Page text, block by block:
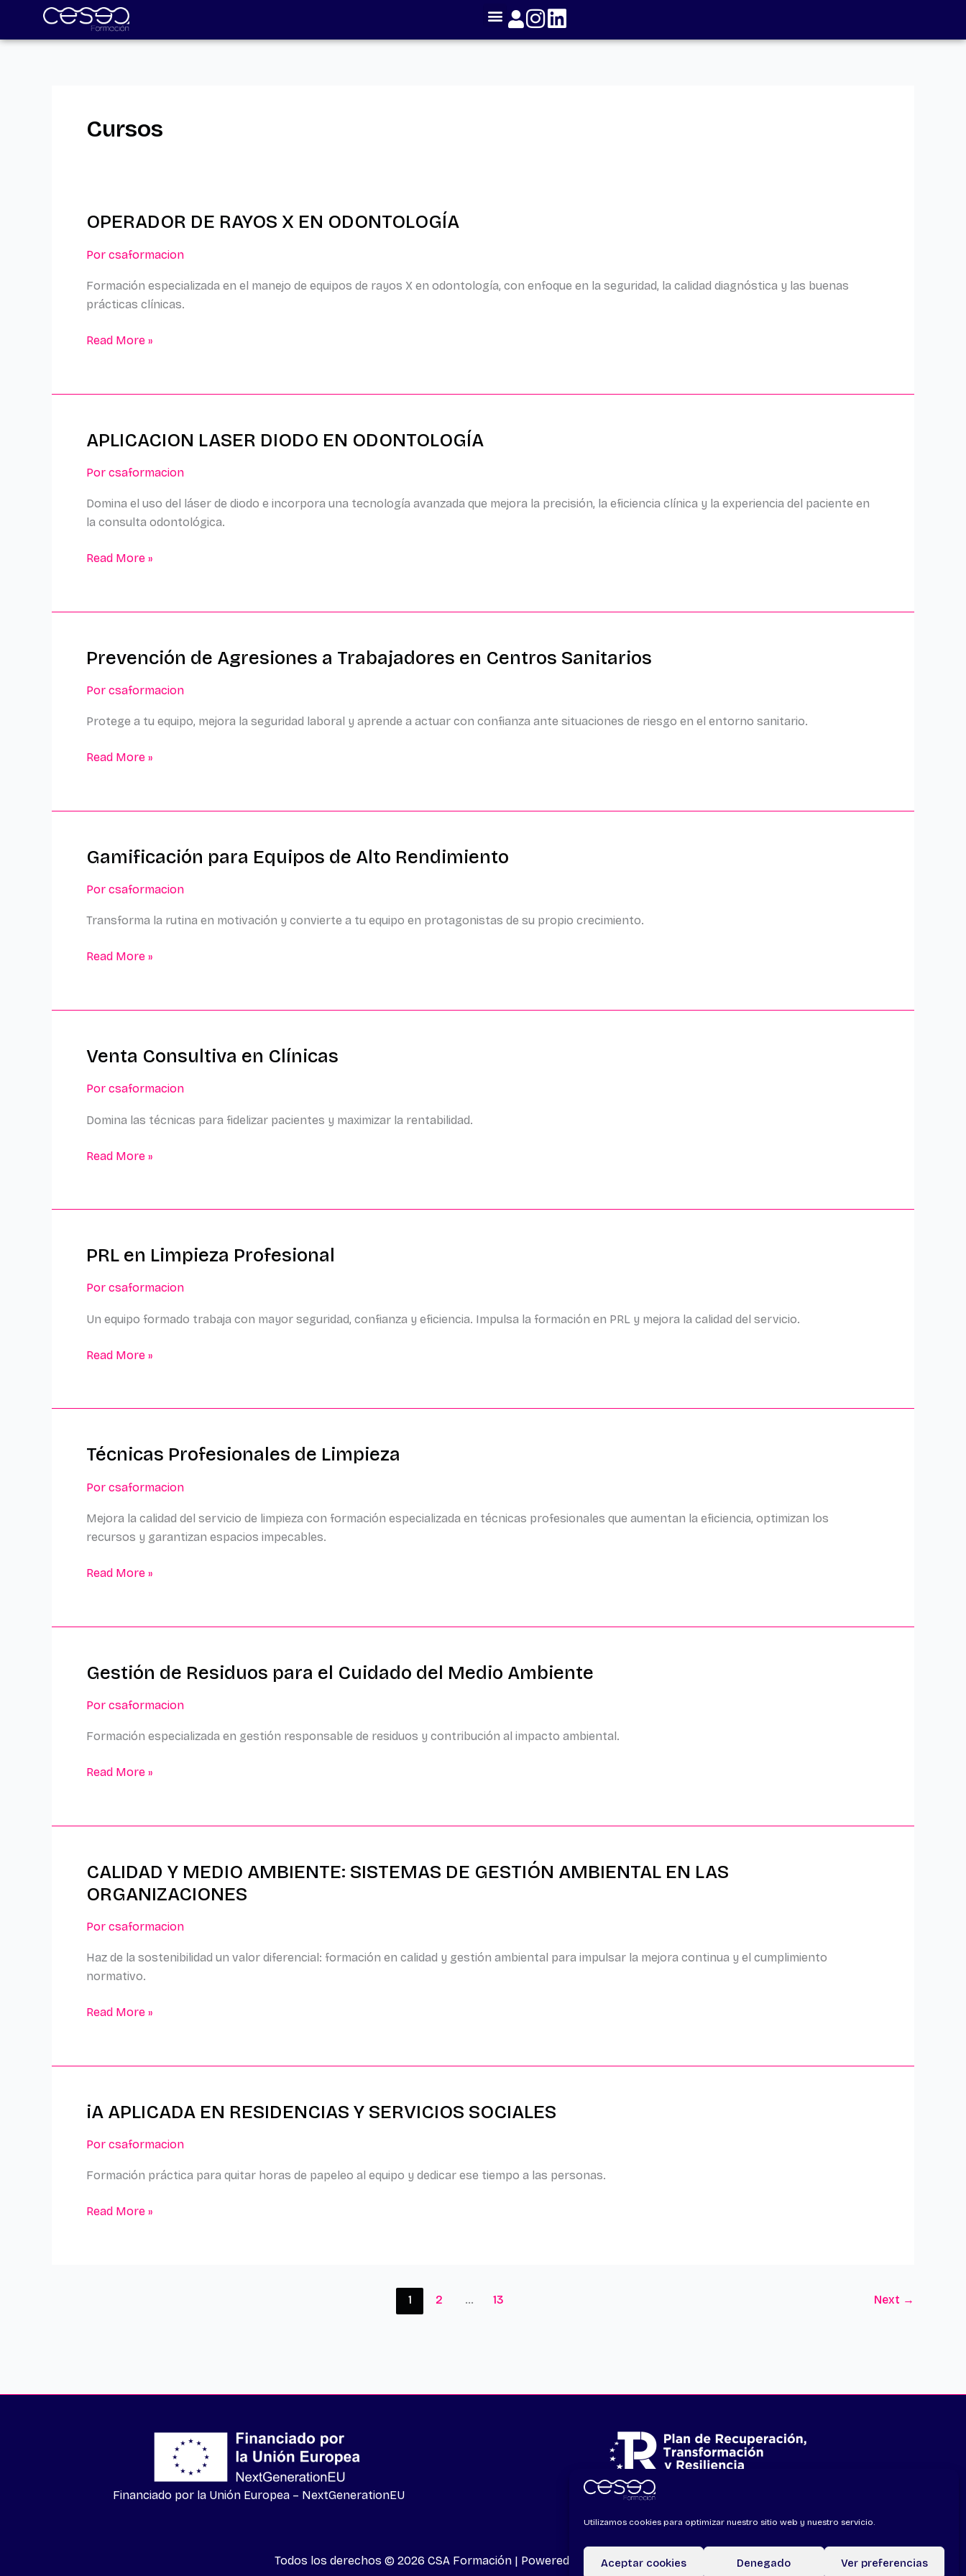
Utilizamos cookies para optimizar nuestro sitio web y nuestro servicio.
Aceptar cookies Denegado Ver preferencias
content
Cursos
OPERADOR DE RAYOS X EN ODONTOLOGÍA
Por csaformacion
Formación especializada en el manejo de equipos de rayos X en odontología, con enfoque en la seguridad, la calidad diagnóstica y las buenas
prácticas clínicas.
OPERADOR
RAYOS
EN
ODONTOLOGÍA
Read More »
APLICACION LASER DIODO EN ODONTOLOGÍA
Por csaformacion
Domina el uso del láser de diodo e incorpora una tecnología avanzada que mejora la precisión, la eficiencia clínica y la experiencia del paciente en
la consulta odontológica.
APLICACION
DIODO
ODONTOLOGÍA
Read More »
Prevención de Agresiones a Trabajadores en Centros Sanitarios
Por csaformacion
Protege a tu equipo, mejora la seguridad laboral y aprende a actuar con confianza ante situaciones de riesgo en el entorno sanitario.
Prevención
Agresiones
Trabajadores
Read More »
Gamificación para Equipos de Alto Rendimiento
Por csaformacion
Transforma la rutina en motivación y convierte a tu equipo en protagonistas de su propio crecimiento.
Gamificación
Equipos
Alto
Read More »
Venta Consultiva en Clínicas
Por csaformacion
Domina las técnicas para fidelizar pacientes y maximizar la rentabilidad.
Venta
en
Read More »
PRL en Limpieza Profesional
Por csaformacion
Un equipo formado trabaja con mayor seguridad, confianza y eficiencia. Impulsa la formación en PRL y mejora la calidad del servicio.
PRL
Limpieza
Read More »
Técnicas Profesionales de Limpieza
Por csaformacion
Mejora la calidad del servicio de limpieza con formación especializada en técnicas profesionales que aumentan la eficiencia, optimizan los
recursos y garantizan espacios impecables.
Técnicas
de
Read More »
Gestión de Residuos para el Cuidado del Medio Ambiente
Por csaformacion
Formación especializada en gestión responsable de residuos y contribución al impacto ambiental.
Gestión
Residuos
el
Read More »
CALIDAD Y MEDIO AMBIENTE: SISTEMAS DE GESTIÓN AMBIENTAL EN LAS
ORGANIZACIONES
Por csaformacion
Haz de la sostenibilidad un valor diferencial: formación en calidad y gestión ambiental para impulsar la mejora continua y el cumplimiento
normativo.
CALIDAD
Y
AMBIENTE:
DE
GESTIÓN
EN
Read More »
iA APLICADA EN RESIDENCIAS Y SERVICIOS SOCIALES
Por csaformacion
Formación práctica para quitar horas de papeleo al equipo y dedicar ese tiempo a las personas.
iA
EN
Y
Read More »
1 2 … 13 Next →
Financiado por la Unión Europea – NextGenerationEU
Todos los derechos © 2026 CSA Formación | Powered by CETREX Marketing